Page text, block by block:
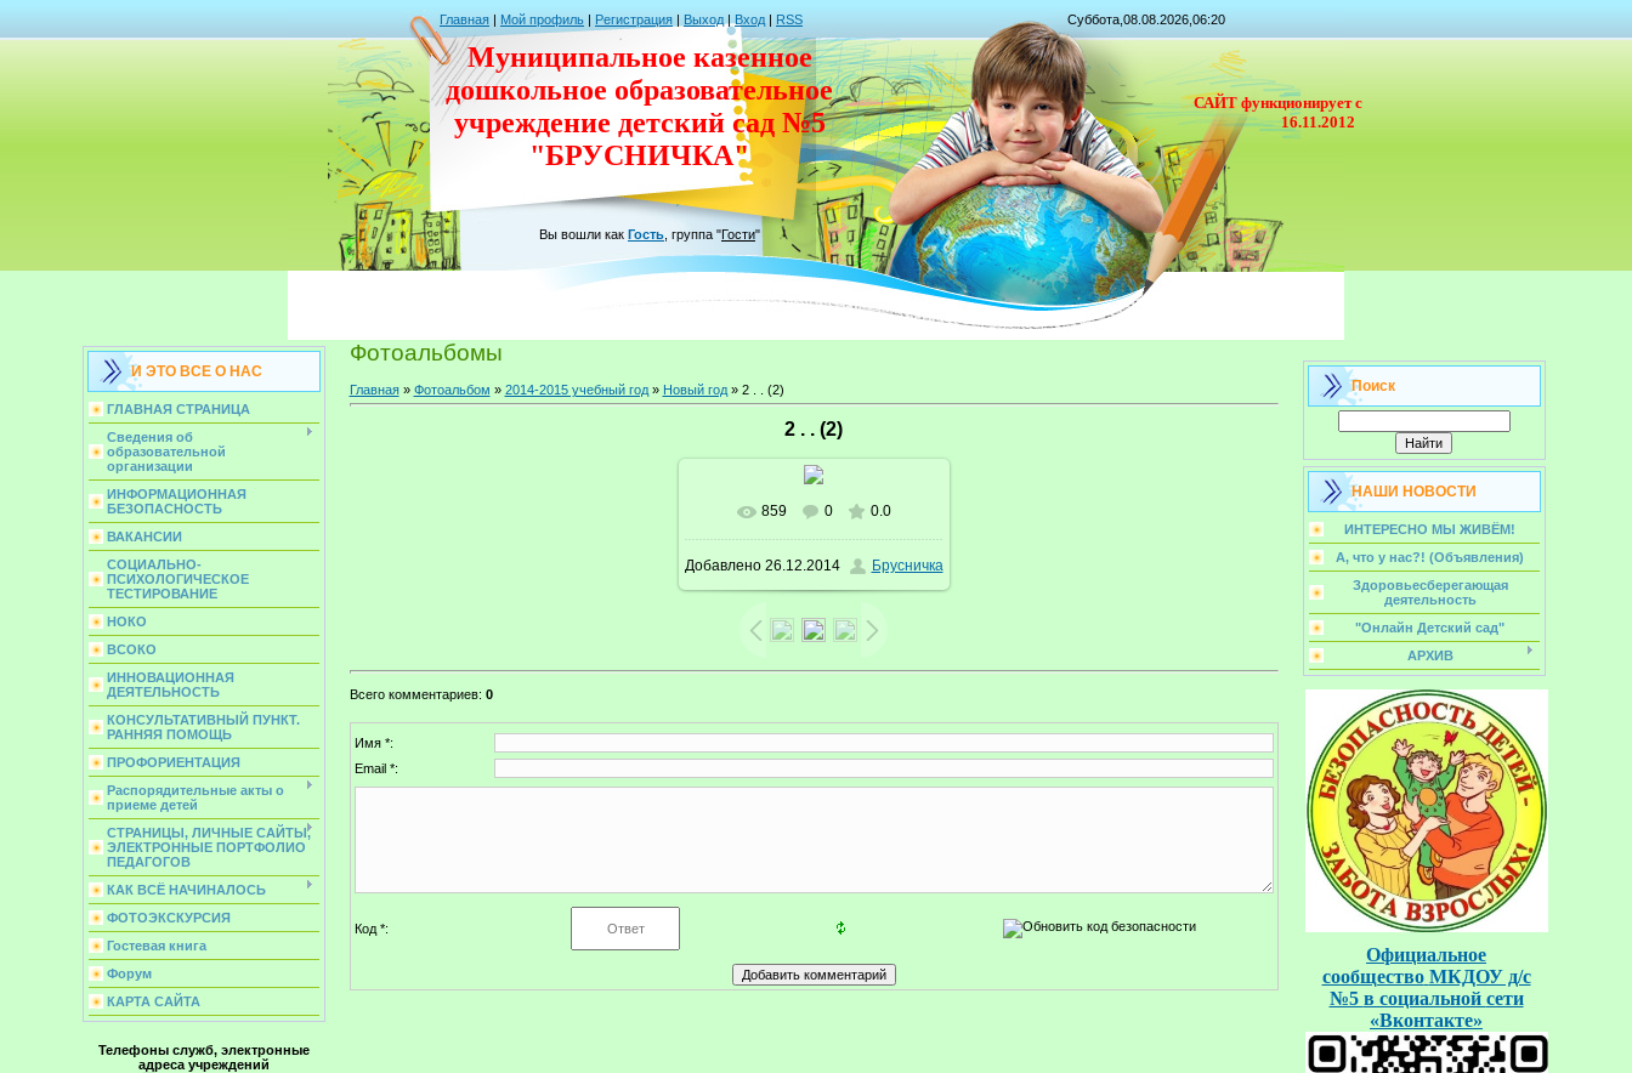
Главная | Мой профиль | Регистрация | Выход | Вход | RSS Суббота,08.08.2026,06:20
Муниципальное казенное
дошкольное образовательное
учреждение детский сад №5
"БРУСНИЧКА"
САЙТ функционирует с
16.11.2012
Вы вошли как Гость группа "Гости"
И ЭТО ВСЕ О НАС
ГЛАВНАЯ СТРАНИЦА
Сведения об
образовательной
организации
ИНФОРМАЦИОННАЯ
БЕЗОПАСНОСТЬ
ВАКАНСИИ
СОЦИАЛЬНО-
ПСИХОЛОГИЧЕСКОЕ
ТЕСТИРОВАНИЕ
НОКО
ВСОКО
ИННОВАЦИОННАЯ
ДЕЯТЕЛЬНОСТЬ
КОНСУЛЬТАТИВНЫЙ ПУНКТ.
РАННЯЯ ПОМОЩЬ
ПРОФОРИЕНТАЦИЯ
Распорядительные акты о
приеме детей
СТРАНИЦЫ, ЛИЧНЫЕ САЙТЫ,
ЭЛЕКТРОННЫЕ ПОРТФОЛИО
ПЕДАГОГОВ
КАК ВСЁ НАЧИНАЛОСЬ
ФОТОЭКСКУРСИЯ
Гостевая книга
Форум
КАРТА САЙТА
Телефоны служб, электронные
адреса учреждений
Фотоальбомы
Главная» Фотоальбом » 2014-2015 учебный год» Новый год» 2 . . (2)
2 . . (2)
859 0 0.0
Добавлено26.12.2014 Брусничка
Всего комментариев: 0
Имя *:
Email *:
Код *:
Поиск
НАШИ НОВОСТИ
ИНТЕРЕСНО МЫ ЖИВЁМ!
А, что у нас?! (Объявления)
Здоровьесберегающая
деятельность
"Онлайн Детский сад"
АРХИВ
Официальное
сообщество МКДОУ д/с
№5 в социальной сети
«Вконтакте»